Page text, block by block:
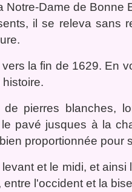
Notre-Dame de Bonne
il se releva sans
la fin de 1629. En
pierres blanches,
pavé jusques à la
proportionnée pour
et le midi, et
l'occident et la